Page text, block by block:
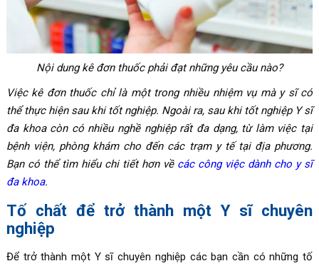
Nội dung kê đơn thuốc phải đạt những yêu cầu nào?
Việc kê đơn thuốc chỉ là một trong nhiều nhiệm vụ mà y sĩ có
thể thực hiện sau khi tốt nghiệp. Ngoài ra, sau khi tốt nghiệp Y sĩ
đa khoa còn có nhiều nghề nghiệp rất đa dạng, từ làm việc tại
bệnh viện, phòng khám cho đến các trạm y tế tại địa phương.
Bạn có thể tìm hiểu chi tiết hơn về các công việc dành cho y sĩ
đa khoa.
Tố chất để trở thành một Y sĩ chuyên
nghiệp
Để trở thành một Y sĩ chuyên nghiệp các bạn cần có những tố